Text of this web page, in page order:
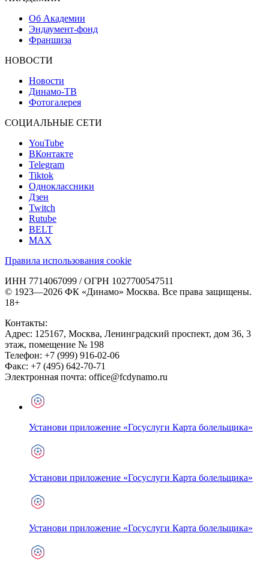
Об Академии
Эндаумент-фонд
Франшиза
НОВОСТИ
Новости
Динамо-ТВ
Фотогалерея
СОЦИАЛЬНЫЕ СЕТИ
YouTube
ВКонтакте
Telegram
Tiktok
Одноклассники
Дзен
Twitch
Rutube
BELT
MAX
Правила использования cookie
ИНН 7714067099 / ОГРН 1027700547511
© 1923—2026 ФК «Динамо» Москва. Все права защищены.
18+
Контакты:
Адрес: 125167, Москва, Ленинградский проспект, дом 36, 3
этаж, помещение № 198
Телефон: +7 (999) 916-02-06
Факс: +7 (495) 642-70-71
Электронная почта: office@fcdynamo.ru
Установи приложение «Госуслуги Карта болельщика»
Установи приложение «Госуслуги Карта болельщика»
Установи приложение «Госуслуги Карта болельщика»